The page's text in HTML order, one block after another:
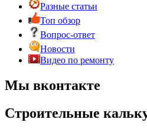
Разные статьи
Топ обзор
Вопрос-ответ
Новости
Видео по ремонту
Мы вконтакте
Строительные